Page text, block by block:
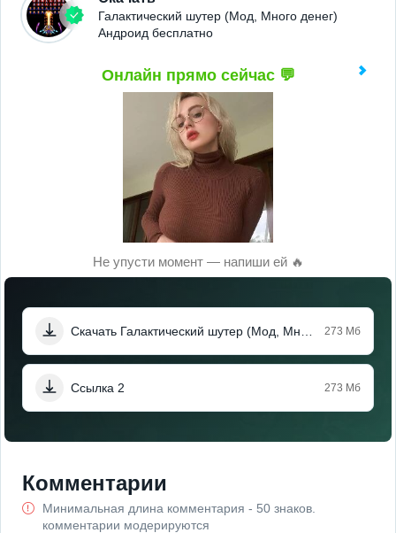
Галактический шутер (Мод, Много денег)
Андроид бесплатно
Онлайн прямо сейчас 💬
Не упусти момент — напиши ей 🔥
273 Мб
Ссылка 2 273 Мб
Комментарии
Минимальная длина комментария - 50 знаков.
комментарии модерируются